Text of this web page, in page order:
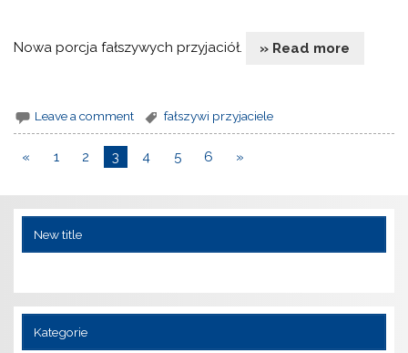
Nowa porcja fałszywych przyjaciół. » Read more
Leave a comment fałszywi przyjaciele
« 1 2 3 4 5 6 »
New title
Kategorie